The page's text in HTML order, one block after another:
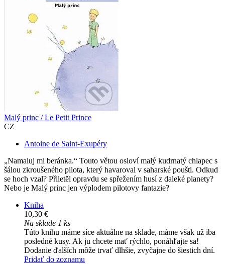
Malý princ / Le Petit Prince
CZ
Antoine de Saint-Exupéry
„Namaluj mi beránka.“ Touto větou osloví malý kudrnatý chlapec s
šálou zkroušeného pilota, který havaroval v saharské poušti. Odkud
se hoch vzal? Přiletěl opravdu se spřežením husí z daleké planety?
Nebo je Malý princ jen výplodem pilotovy fantazie?
Kniha
10,30 €
Na sklade 1 ks
Túto knihu máme síce aktuálne na sklade, máme však už iba
posledné kusy. Ak ju chcete mať rýchlo, ponáhľajte sa!
Dodanie ďalších môže trvať dlhšie, zvyčajne do šiestich dní.
Pridať do zoznamu